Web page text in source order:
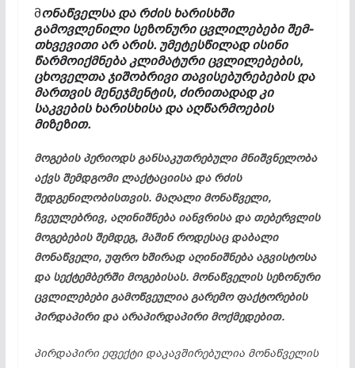
მონაწველსა და რძის ხარისხში
გამოვლენილი სეზონური ცვლილებები შემ­
თხვევითი არ არის. უმეტესწილად ისინი
წარმოიქმნება კლიმატური ცვლილებების,
ცხოველთა ჯიშობრივი თავისებურებების და
მართვის მენეჯმენტის, ძირითადად კი
საკვების ხარისხისა და აღწარმოების
მიზეზით.
მოგების პერიოდს განსაკუთრებული მნიშვნელობა
აქვს შემდგომი ლაქტაცი­ისა და რძის
შედგენილობისთვის. მაღალი მონაწველი,
ჩვეულებრივ, აღინიშნება იანვრისა და თებერვლის
მოგებების შემდეგ, მაშინ როდესაც დაბალი
მონაწველი, უფრო ხშირად აღინიშნება აგვისტოსა
და სექტემბერში მოგებისას. მონაწველის სეზონური
ცვლილებები გამოწვეულია გარემო ფაქტორების
პირდაპირი და არაპირდაპირი მოქმედებით.
პირდაპირი ეფექტი დაკავშირებულია მონაწველის